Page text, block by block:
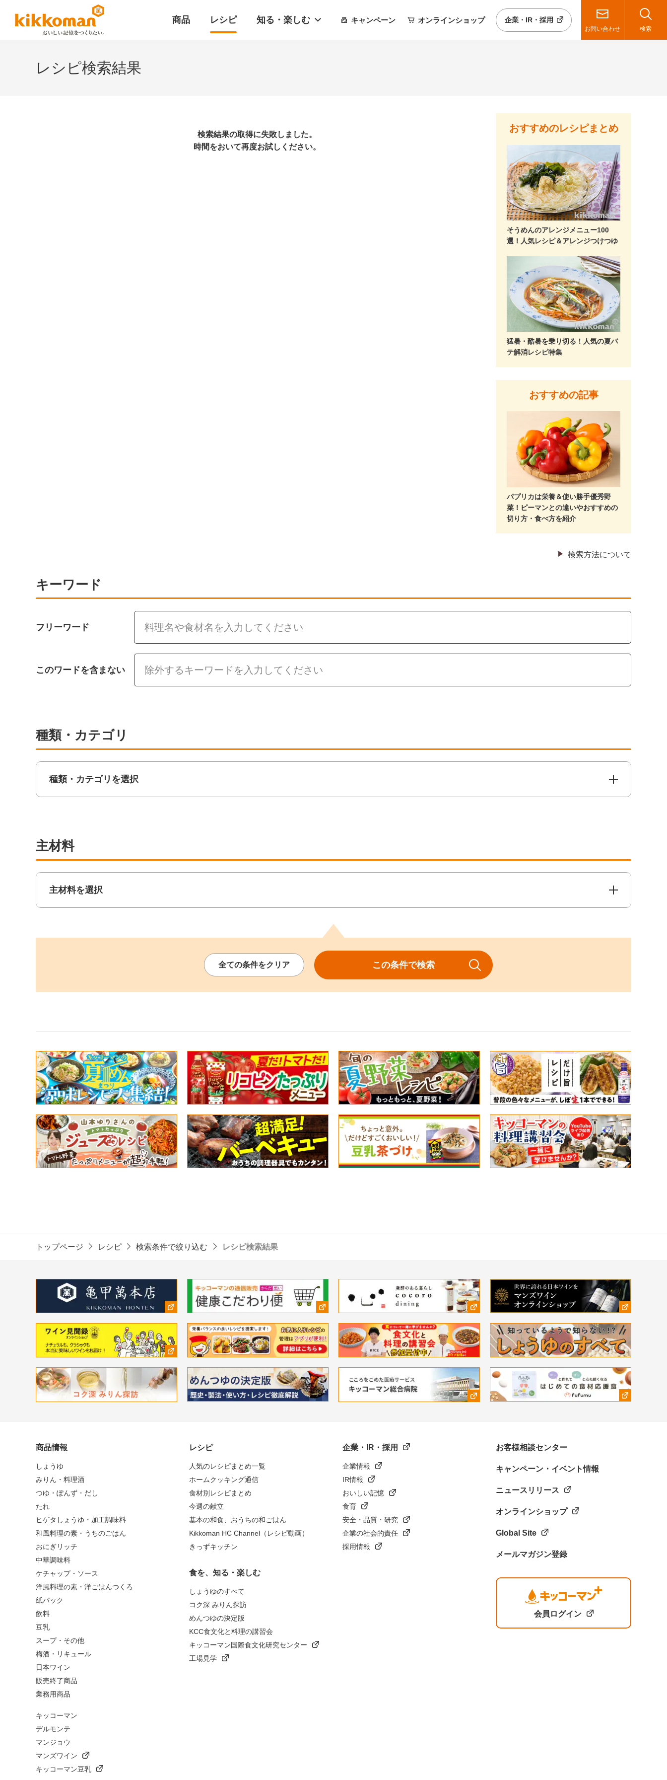
商品 レシピ 知る・楽しむ キャンペーン オンラインショップ 企業・IR・採用
お問い合わせ 検索
レシピ検索結果
検索結果の取得に失敗しました。
時間をおいて再度お試しください。
おすすめのレシピまとめ
そうめんのアレンジメニュー100
選！人気レシピ＆アレンジつけつゆ
猛暑・酷暑を乗り切る！人気の夏バ
テ解消レシピ特集
おすすめの記事
パプリカは栄養＆使い勝手優秀野
菜！ピーマンとの違いやおすすめの
切り方・食べ方を紹介
検索方法について
キーワード
フリーワード
このワードを含まない
種類・カテゴリ
種類・カテゴリを選択
主材料
主材料を選択
全ての条件をクリア この条件で検索
トップページ レシピ 検索条件で絞り込む レシピ検索結果
商品情報
しょうゆ
みりん・料理酒
つゆ・ぽんず・だし
たれ
ヒゲタしょうゆ・加工調味料
和風料理の素・うちのごはん
おにぎリッチ
中華調味料
ケチャップ・ソース
洋風料理の素・洋ごはんつくろ
紙パック
飲料
豆乳
スープ・その他
梅酒・リキュール
日本ワイン
販売終了商品
業務用商品
キッコーマン
デルモンテ
マンジョウ
マンズワイン
キッコーマン豆乳
レシピ
人気のレシピまとめ一覧
ホームクッキング通信
食材別レシピまとめ
今週の献立
基本の和食、おうちの和ごはん
Kikkoman HC Channel（レシピ動画）
きっずキッチン
食を、知る・楽しむ
しょうゆのすべて
コク深 みりん探訪
めんつゆの決定版
KCC食文化と料理の講習会
キッコーマン国際食文化研究センター
工場見学
企業・IR・採用
企業情報
IR情報
おいしい記憶
食育
安全・品質・研究
企業の社会的責任
採用情報
お客様相談センター
キャンペーン・イベント情報
ニュースリリース
オンラインショップ
Global Site
メールマガジン登録
会員ログイン